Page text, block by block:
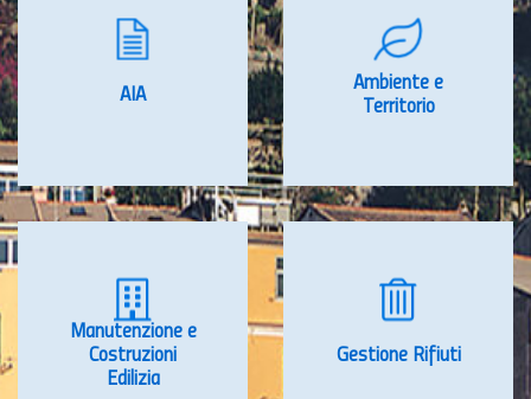
AIA
Ambiente e
Territorio
Manutenzione e
Costruzioni
Edilizia
Gestione Rifiuti